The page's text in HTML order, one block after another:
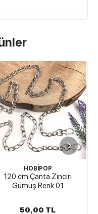
STOKTA YOK
HOBİPOP
Akrilik Zincir Çanta Sapı
Kurusu
119,00 TL